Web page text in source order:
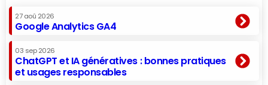
27 aoû 2026
Google Analytics GA4
03 sep 2026
ChatGPT et IA génératives : bonnes pratiques
et usages responsables